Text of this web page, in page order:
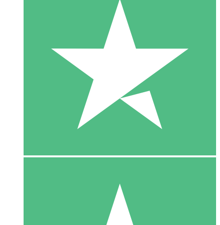
10 Descargas
20 00